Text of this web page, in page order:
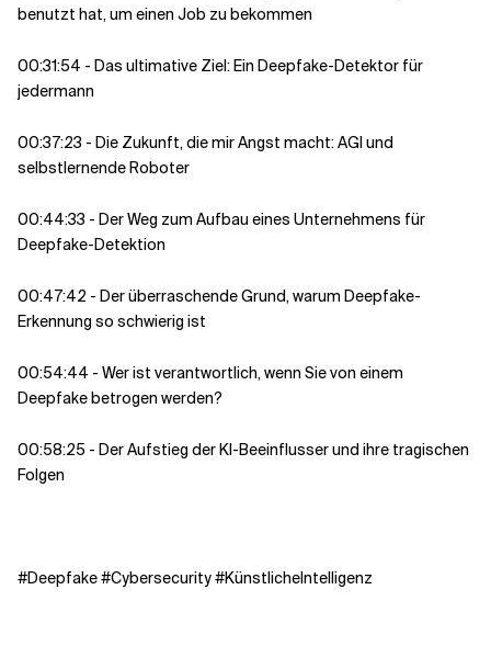
benutzt hat, um einen Job zu bekommen
00:31:54 - Das ultimative Ziel: Ein Deepfake-Detektor für
jedermann
00:37:23 - Die Zukunft, die mir Angst macht: AGI und
selbstlernende Roboter
00:44:33 - Der Weg zum Aufbau eines Unternehmens für
Deepfake-Detektion
00:47:42 - Der überraschende Grund, warum Deepfake-
Erkennung so schwierig ist
00:54:44 - Wer ist verantwortlich, wenn Sie von einem
Deepfake betrogen werden?
00:58:25 - Der Aufstieg der KI-Beeinflusser und ihre tragischen
Folgen
#Deepfake #Cybersecurity #KünstlicheIntelligenz